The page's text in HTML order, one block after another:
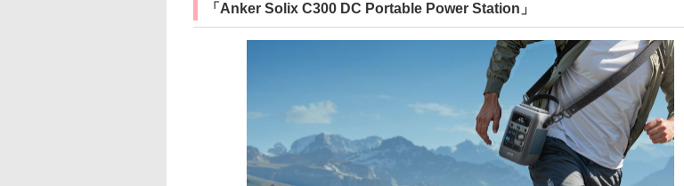
「Anker Solix C300 DC Portable Power Station」